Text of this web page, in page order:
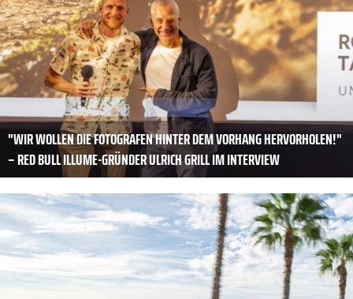
"WIR WOLLEN DIE FOTOGRAFEN HINTER DEM VORHANG HERVORHOLEN!"
– RED BULL ILLUME-GRÜNDER ULRICH GRILL IM INTERVIEW